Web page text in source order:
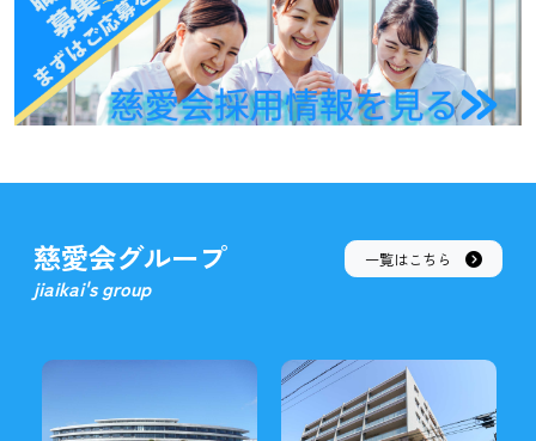
慈愛会グループ
jiaikai's group
一覧はこちら